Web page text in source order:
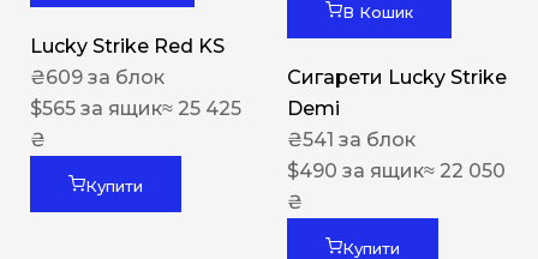
Lucky Strike Red KS
₴609 за блок
$565 за ящик≈ 25 425
₴
Купити
В Кошик
Сигарети Lucky Strike
Demi
₴541 за блок
$490 за ящик≈ 22 050
₴
Купити